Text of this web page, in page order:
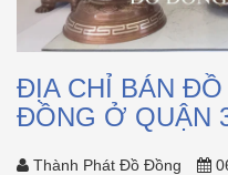
ĐỊA CHỈ BÁN
ĐỒNG Ở QUẬN
Thành Phát Đồ Đồng